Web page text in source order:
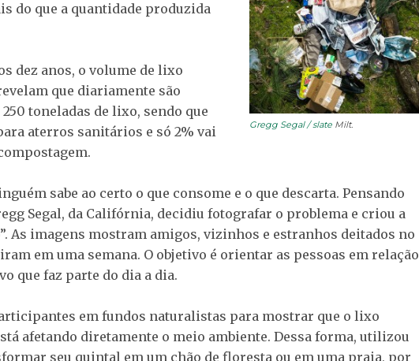
Gregg Segal / slate Milt.
do que a quantidade produzida
dez anos, o volume de lixo
que diariamente são
toneladas de lixo, sendo que
aterros sanitários e só 2% vai
sabe ao certo o que consome e o que descarta. Pensando
Segal, da Califórnia, decidiu fotografar o problema e criou a
As imagens mostram amigos, vizinhos e estranhos deitados no
em uma semana. O objetivo é orientar as pessoas em relação
que faz parte do dia a dia.
em fundos naturalistas para mostrar que o lixo
afetando diretamente o meio ambiente. Dessa forma, utilizou
seu quintal em um chão de floresta ou em uma praia, por